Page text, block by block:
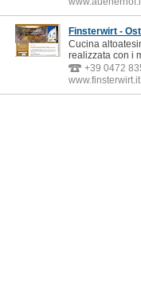
Finsterwirt -
Cucina
realizzata con i
+39 0472
www.finsterwirt.it